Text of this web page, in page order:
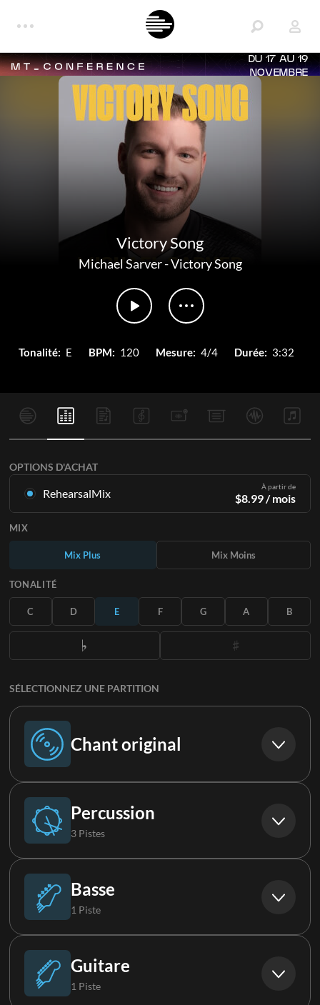
DU 17 AU 19
NOVEMBRE
Victory Song
Michael Sarver-Victory Song
Tonalité: E BPM: 120 Mesure: 4/4 Durée: 3:32
OPTIONS D'ACHAT
RehearsalMix À partir de
$8.99/ mois
Disponible dans les 12 tonalités avec des Mix Plus et Moins
pour chaque partition et le chant original.
S'ABONNER
MIX
Mix Plus Mix Moins
TONALITÉ
C D E F G A B
SÉLECTIONNEZ UNE PARTITION
Chant original
Chant original
Percussion
3 Pistes
Batterie
Boucle
Basse
1 Piste
Basse
Guitare
1 Piste